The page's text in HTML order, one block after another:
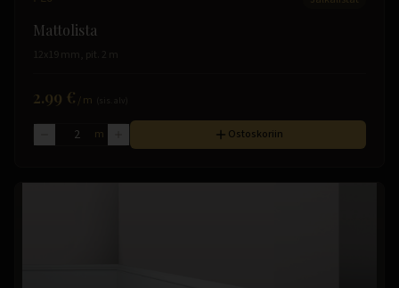
Mattolista
12x19 mm, pit. 2 m
2.99 € /m
m Ostoskoriin